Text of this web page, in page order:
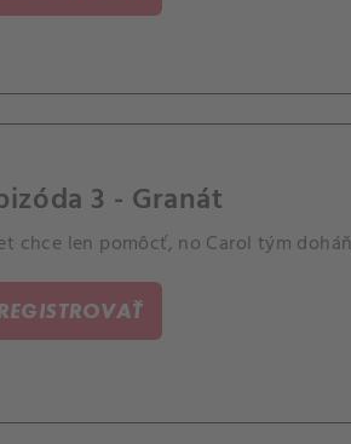
3 - Granát
chce len pomôcť, no Carol tým